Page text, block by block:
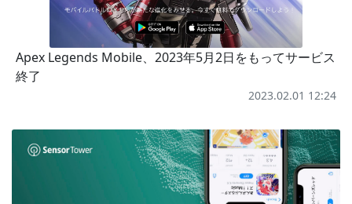
Apex Legends Mobile、2023年5月2日をもってサービス
終了
2023.02.01 12:24